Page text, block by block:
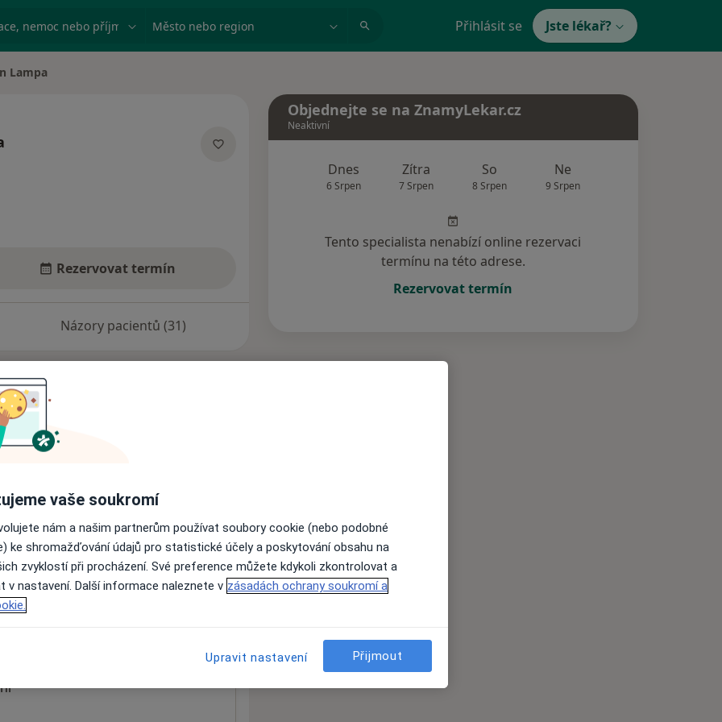
nemoc nebo příjmení Město nebo region Přihlásit se Jste lékař?
Lampa
Rezervovat termín
Názory pacientů (31)
nejsou k dispozici
informace o svých službách.
Objednejte se na ZnamyLekar.cz
Neaktivní
Dnes
6 Srpen
Zítra
7 Srpen
So
8 Srpen
Ne
9 Srpen
Tento specialista nenabízí online rezervaci
termínu na této adrese.
Rezervovat termín
vaše soukromí
nám a našim partnerům používat soubory cookie (nebo podobné
ke shromažďování údajů pro statistické účely a poskytování obsahu na
zvyklostí při procházení. Své preference můžete kdykoli zkontrolovat a
v nastavení. Další informace naleznete v zásadách ochrany soukromí a
Upravit nastavení Přijmout